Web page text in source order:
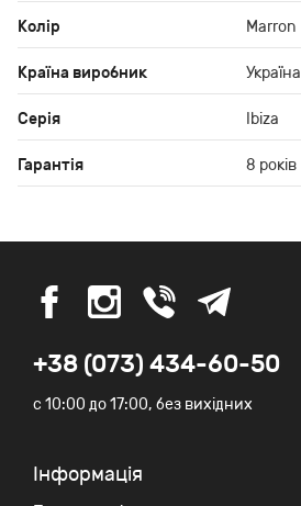
Колір Marron
Країна виробник Україна
Серія Ibiza
Гарантія 8 років
+38 (073) 434-60-50
c 10:00 до 17:00, без вихідних
Iнформація